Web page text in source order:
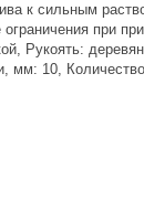
к сильным
при
Рукоять:
мм: 10,